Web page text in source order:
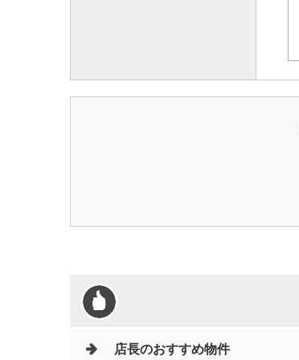
店長のおすすめ物件